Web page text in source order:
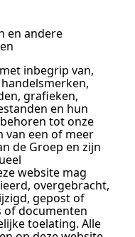
en andere
inbegrip van,
grafieken,
en hun
tot onze
van een of meer
de Groep en zijn
website mag
overgebracht,
gepost of
of documenten
toelating. Alle